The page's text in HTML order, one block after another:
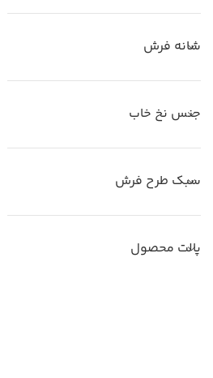
شانه فرش
جنس نخ خاب
سبک طرح فرش
پالت محصول